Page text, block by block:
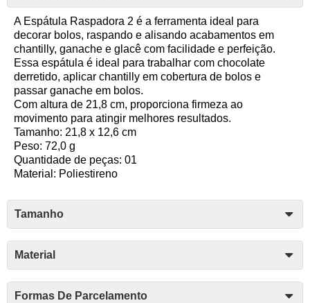
A Espátula Raspadora 2 é a ferramenta ideal para
decorar bolos, raspando e alisando acabamentos em
chantilly, ganache e glacê com facilidade e perfeição.
Essa espátula é ideal para trabalhar com chocolate
derretido, aplicar chantilly em cobertura de bolos e
passar ganache em bolos.
Com altura de 21,8 cm, proporciona firmeza ao
movimento para atingir melhores resultados.
Tamanho: 21,8 x 12,6 cm
Peso: 72,0 g
Quantidade de peças: 01
Material: Poliestireno
Tamanho
Material
Formas De Parcelamento